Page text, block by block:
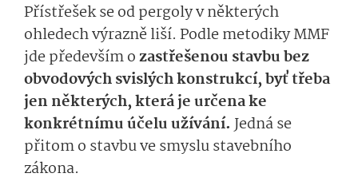
Přístřešek se od pergoly v některých
ohledech výrazně liší. Podle metodiky MMF
jde především ozastřešenou stavbu bez
obvodových svislých konstrukcí, byť třeba
jen některých, která je určena ke
konkrétnímu účelu užívání.Jedná se
přitom o stavbu ve smyslu stavebního
zákona.